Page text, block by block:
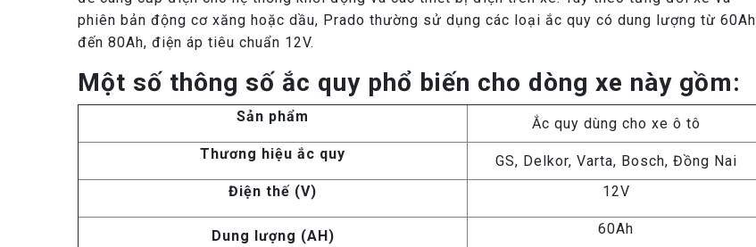
phiên bản động cơ xăng hoặc dầu, Prado thường sử dụng các loại ắc quy có dung lượng từ 60Ah
đến 80Ah, điện áp tiêu chuẩn 12V.
Một số thông số ắc quy phổ biến cho dòng xe này gồm:
Sản phẩm
Ắc quy dùng cho xe ô tô
Thương hiệu ắc quy
GS, Delkor, Varta, Bosch, Đồng Nai
Điện thế (V)
12V
Dung lượng (AH) 60Ah